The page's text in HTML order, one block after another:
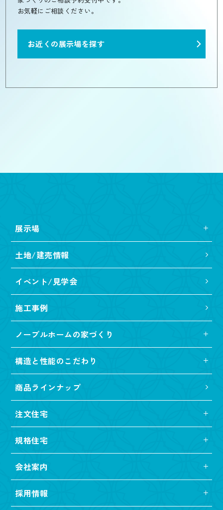
お気軽にご相談ください。
お近くの展示場を探す
展示場
土地/建売情報
イベント/見学会
施工事例
ノーブルホームの家づくり
構造と性能のこだわり
商品ラインナップ
注文住宅
規格住宅
会社案内
採用情報